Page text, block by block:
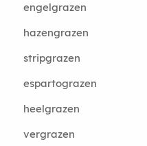
engelgrazen
hazengrazen
stripgrazen
espartograzen
heelgrazen
vergrazen